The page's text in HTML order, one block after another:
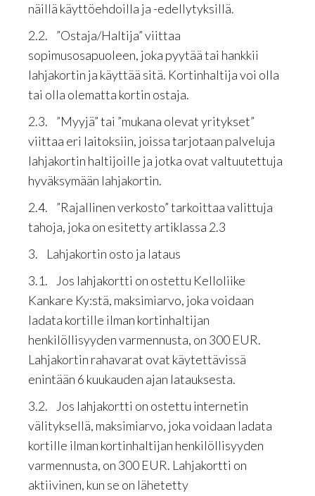
näillä käyttöehdoilla ja -edellytyksillä.
2.2. ”Ostaja/Haltija” viittaa
sopimusosapuoleen, joka pyytää tai hankkii
lahjakortin ja käyttää sitä. Kortinhaltija voi olla
tai olla olematta kortin ostaja.
2.3. ”Myyjä” tai ”mukana olevat yritykset”
viittaa eri laitoksiin, joissa tarjotaan palveluja
lahjakortin haltijoille ja jotka ovat valtuutettuja
hyväksymään lahjakortin.
2.4. ”Rajallinen verkosto” tarkoittaa valittuja
tahoja, joka on esitetty artiklassa 2.3
3. Lahjakortin osto ja lataus
3.1. Jos lahjakortti on ostettu Kelloliike
Kankare Ky:stä, maksimiarvo, joka voidaan
ladata kortille ilman kortinhaltijan
henkilöllisyyden varmennusta, on 300 EUR.
Lahjakortin rahavarat ovat käytettävissä
enintään 6 kuukauden ajan latauksesta.
3.2. Jos lahjakortti on ostettu internetin
välityksellä, maksimiarvo, joka voidaan ladata
kortille ilman kortinhaltijan henkilöllisyyden
varmennusta, on 300 EUR. Lahjakortti on
aktiivinen, kun se on lähetetty